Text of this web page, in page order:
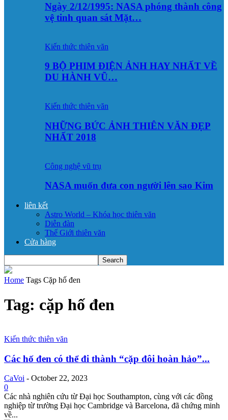
Ngày 2/12/1995: NASA phóng thành công
vệ tinh quan sát Mặt…
Kiến thức thiên văn
9 BỘ PHIM ĐIỆN ẢNH HAY NHẤT VỀ
DU HÀNH VŨ…
Kiến thức thiên văn
NHỮNG BỨC ẢNH THIÊN VĂN ĐẸP
NHẤT 2018
Công nghệ vũ trụ
NASA muốn đưa con người lên sao Kim
liên kết
Astro World – Khóa học thiên văn
Diễn đàn
Thế Giới thiên văn
Cửa hàng
Home Tags Cặp hố đen
Tag: cặp hố đen
Kiến thức thiên văn
Các hố đen có thể đi thành “cặp đôi hoàn hảo”...
CaVoi - October 22, 2023
0
Các nhà nghiên cứu từ Đại học Southampton, cùng với các đồng
nghiệp từ trường Đại học Cambridge và Barcelona, ​​​​đã chứng minh
về...